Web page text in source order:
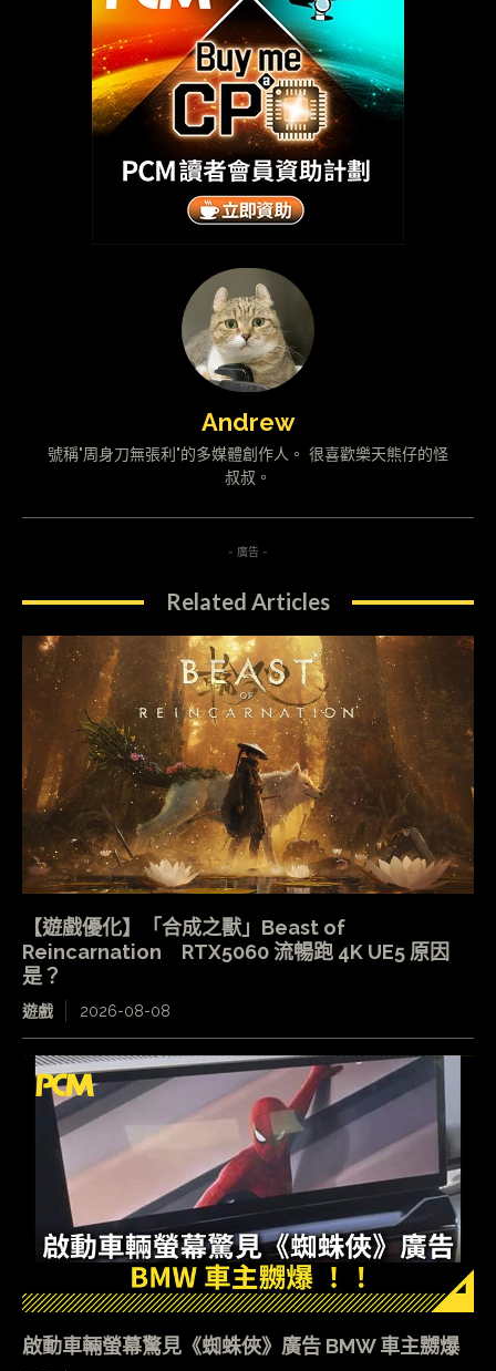
Andrew
號稱"周身刀無張利"的多媒體創作人。 很喜歡樂天熊仔的怪
叔叔。
- 廣告 -
Related Articles
【遊戲優化】「合成之獸」Beast of
Reincarnation RTX5060 流暢跑 4K UE5 原因
是？
遊戲 2026-08-08
啟動車輛螢幕驚見《蜘蛛俠》廣告 BMW 車主嬲爆